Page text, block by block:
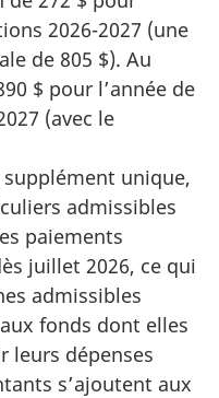
2026-2027 (une
de 805 $). Au
$ pour l’année de
(avec le
unique,
admissibles
paiements
juillet 2026, ce qui
admissibles
fonds dont elles
leurs dépenses
s’ajoutent aux